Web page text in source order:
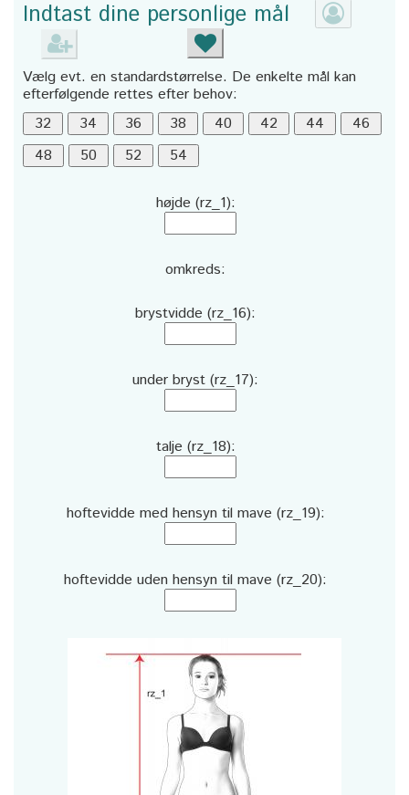
Indtast dine personlige mål
Vælg evt. en standardstørrelse. De enkelte mål kan
efterfølgende rettes efter behov:
højde (rz_1):
omkreds:
brystvidde (rz_16):
under bryst (rz_17):
talje (rz_18):
hoftevidde med hensyn til mave (rz_19):
hoftevidde uden hensyn til mave (rz_20):